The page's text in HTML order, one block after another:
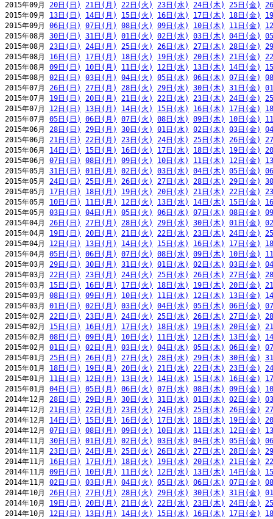
2015年09月 20日(日) 21日(月) 22日(火) 23日(水) 24日(木) 25日(金)
2015年09月 13日(日) 14日(月) 15日(火) 16日(水) 17日(木) 18日(金)
2015年09月 06日(日) 07日(月) 08日(火) 09日(水) 10日(木) 11日(金)
2015年08月 30日(日) 31日(月) 01日(火) 02日(水) 03日(木) 04日(金)
2015年08月 23日(日) 24日(月) 25日(火) 26日(水) 27日(木) 28日(金)
2015年08月 16日(日) 17日(月) 18日(火) 19日(水) 20日(木) 21日(金)
2015年08月 09日(日) 10日(月) 11日(火) 12日(水) 13日(木) 14日(金)
2015年08月 02日(日) 03日(月) 04日(火) 05日(水) 06日(木) 07日(金)
2015年07月 26日(日) 27日(月) 28日(火) 29日(水) 30日(木) 31日(金)
2015年07月 19日(日) 20日(月) 21日(火) 22日(水) 23日(木) 24日(金)
2015年07月 12日(日) 13日(月) 14日(火) 15日(水) 16日(木) 17日(金)
2015年07月 05日(日) 06日(月) 07日(火) 08日(水) 09日(木) 10日(金)
2015年06月 28日(日) 29日(月) 30日(火) 01日(水) 02日(木) 03日(金)
2015年06月 21日(日) 22日(月) 23日(火) 24日(水) 25日(木) 26日(金)
2015年06月 14日(日) 15日(月) 16日(火) 17日(水) 18日(木) 19日(金)
2015年06月 07日(日) 08日(月) 09日(火) 10日(水) 11日(木) 12日(金)
2015年05月 31日(日) 01日(月) 02日(火) 03日(水) 04日(木) 05日(金)
2015年05月 24日(日) 25日(月) 26日(火) 27日(水) 28日(木) 29日(金)
2015年05月 17日(日) 18日(月) 19日(火) 20日(水) 21日(木) 22日(金)
2015年05月 10日(日) 11日(月) 12日(火) 13日(水) 14日(木) 15日(金)
2015年05月 03日(日) 04日(月) 05日(火) 06日(水) 07日(木) 08日(金)
2015年04月 26日(日) 27日(月) 28日(火) 29日(水) 30日(木) 01日(金)
2015年04月 19日(日) 20日(月) 21日(火) 22日(水) 23日(木) 24日(金)
2015年04月 12日(日) 13日(月) 14日(火) 15日(水) 16日(木) 17日(金)
2015年04月 05日(日) 06日(月) 07日(火) 08日(水) 09日(木) 10日(金)
2015年03月 29日(日) 30日(月) 31日(火) 01日(水) 02日(木) 03日(金)
2015年03月 22日(日) 23日(月) 24日(火) 25日(水) 26日(木) 27日(金)
2015年03月 15日(日) 16日(月) 17日(火) 18日(水) 19日(木) 20日(金)
2015年03月 08日(日) 09日(月) 10日(火) 11日(水) 12日(木) 13日(金)
2015年03月 01日(日) 02日(月) 03日(火) 04日(水) 05日(木) 06日(金)
2015年02月 22日(日) 23日(月) 24日(火) 25日(水) 26日(木) 27日(金)
2015年02月 15日(日) 16日(月) 17日(火) 18日(水) 19日(木) 20日(金)
2015年02月 08日(日) 09日(月) 10日(火) 11日(水) 12日(木) 13日(金)
2015年02月 01日(日) 02日(月) 03日(火) 04日(水) 05日(木) 06日(金)
2015年01月 25日(日) 26日(月) 27日(火) 28日(水) 29日(木) 30日(金)
2015年01月 18日(日) 19日(月) 20日(火) 21日(水) 22日(木) 23日(金)
2015年01月 11日(日) 12日(月) 13日(火) 14日(水) 15日(木) 16日(金)
2015年01月 04日(日) 05日(月) 06日(火) 07日(水) 08日(木) 09日(金)
2014年12月 28日(日) 29日(月) 30日(火) 31日(水) 01日(木) 02日(金)
2014年12月 21日(日) 22日(月) 23日(火) 24日(水) 25日(木) 26日(金)
2014年12月 14日(日) 15日(月) 16日(火) 17日(水) 18日(木) 19日(金)
2014年12月 07日(日) 08日(月) 09日(火) 10日(水) 11日(木) 12日(金)
2014年11月 30日(日) 01日(月) 02日(火) 03日(水) 04日(木) 05日(金)
2014年11月 23日(日) 24日(月) 25日(火) 26日(水) 27日(木) 28日(金)
2014年11月 16日(日) 17日(月) 18日(火) 19日(水) 20日(木) 21日(金)
2014年11月 09日(日) 10日(月) 11日(火) 12日(水) 13日(木) 14日(金)
2014年11月 02日(日) 03日(月) 04日(火) 05日(水) 06日(木) 07日(金)
2014年10月 26日(日) 27日(月) 28日(火) 29日(水) 30日(木) 31日(金)
2014年10月 19日(日) 20日(月) 21日(火) 22日(水) 23日(木) 24日(金)
2014年10月 12日(日) 13日(月) 14日(火) 15日(水) 16日(木) 17日(金)